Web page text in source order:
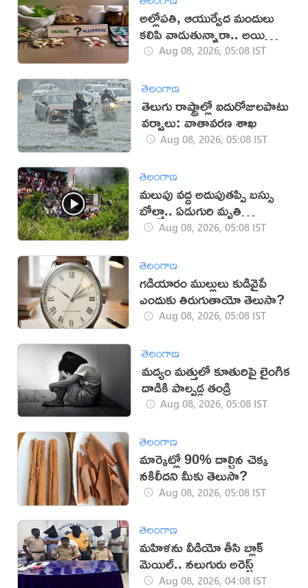
అల్లోపతి, ఆయుర్వేద మందులు
కలిపి వాడుతున్నారా.. అయితే
జాగ్రత్త!Aug 08, 2026, 05:08 IST
తెలంగాణ
తెలుగు రాష్ట్రాల్లో ఐదురోజులపాటు
వర్షాలు: వాతావరణ శాఖ
Aug 08, 2026, 05:08 IST
తెలంగాణ
మలుపు వద్ద అదుపుతప్పి బస్సు
బోల్తా.. ఏడుగురి మృతి
(వీడియో)
Aug 08, 2026, 05:08 IST
తెలంగాణ
గడియారం ముల్లులు కుడివైపే
ఎందుకు తిరుగుతాయో తెలుసా?
Aug 08, 2026, 05:08 IST
తెలంగాణ
మద్యం మత్తులో కూతురిపై లైంగిక
దాడికి పాల్పడ్డ తండ్రి
Aug 08, 2026, 05:08 IST
తెలంగాణ
మార్కెట్లో 90% దాల్చిన చెక్క
నకిలీదని మీకు తెలుసా?
Aug 08, 2026, 05:08 IST
తెలంగాణ
మహిళను వీడియో తీసి బ్లాక్
మెయిల్.. నలుగురు అరెస్ట్
Aug 08, 2026, 04:08 IST